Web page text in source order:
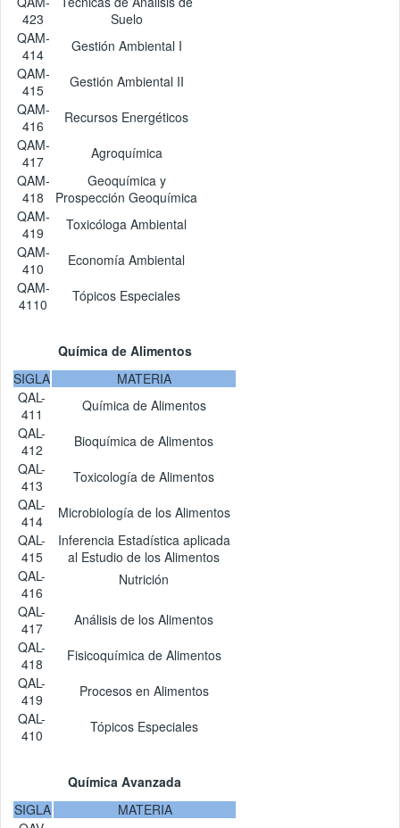
423
Suelo
QAM-
414
Gestión Ambiental I
QAM-
415
Gestión Ambiental II
QAM-
416
Recursos Energéticos
QAM-
417
Agroquímica
QAM-
418
Geoquímica y
Prospección Geoquímica
QAM-
419
Toxicóloga Ambiental
QAM-
410
Economía Ambiental
QAM-
4110
Tópicos Especiales
Química de Alimentos
SIGLA
MATERIA
QAL-
411
Química de Alimentos
QAL-
412
Bioquímica de Alimentos
QAL-
413
Toxicología de Alimentos
QAL-
414
Microbiología de los Alimentos
QAL-
415
Inferencia Estadística aplicada
al Estudio de los Alimentos
QAL-
416
Nutrición
QAL-
417
Análisis de los Alimentos
QAL-
418
Fisicoquímica de Alimentos
QAL-
419
Procesos en Alimentos
QAL-
410
Tópicos Especiales
Química Avanzada
SIGLA
MATERIA